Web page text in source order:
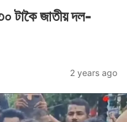
টাকৈ জাতীয় দল-
2 years ago